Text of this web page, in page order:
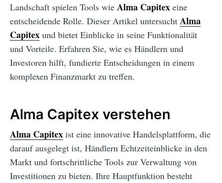
Landschaft spielen Tools wie Alma Capitex eine
entscheidende Rolle. Dieser Artikel untersucht Alma
Capitex und bietet Einblicke in seine Funktionalität
und Vorteile. Erfahren Sie, wie es Händlern und
Investoren hilft, fundierte Entscheidungen in einem
komplexen Finanzmarkt zu treffen.
Alma Capitex verstehen
Alma Capitex ist eine innovative Handelsplattform, die
darauf ausgelegt ist, Händlern Echtzeiteinblicke in den
Markt und fortschrittliche Tools zur Verwaltung von
Investitionen zu bieten. Ihre Hauptfunktion besteht